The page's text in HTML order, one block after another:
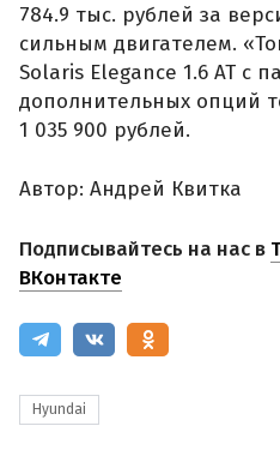
784.9 тыс. рублей за
сильным двигателем.
Solaris Elegance 1.6 AT с
дополнительных опций
1 035 900 рублей.
Автор: Андрей Квитка
Подписывайтесь на нас в
ВКонтакте
Hyundai